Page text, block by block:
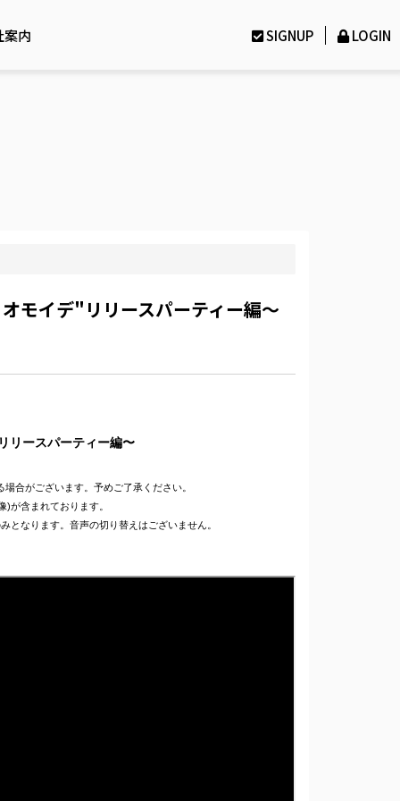
案内 SIGNUP LOGIN
モイデ"リリースパーティー編〜
リースパーティー編〜
合がございます。予めご了承ください。
が含まれております。
となります。音声の切り替えはございません。